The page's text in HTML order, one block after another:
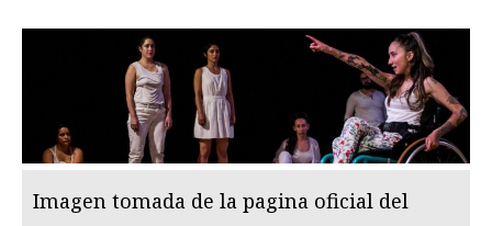
Imagen tomada de la pagina oficial del